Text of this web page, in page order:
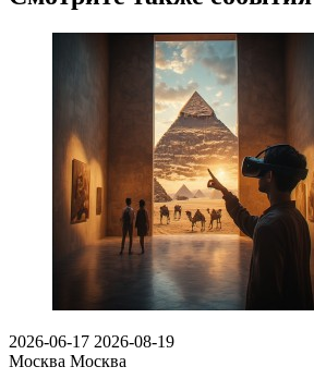
2026-06-17 2026-08-19
Москва Москва